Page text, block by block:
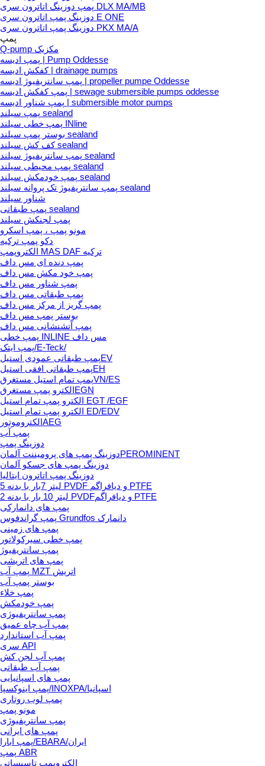
پمپ دوزینگ اتاترون سری DLX MA/MB
دوزینگ پمپ اتاترون سری E ONE
دوزینگ پمپ اتاترون سری PKX MA/A
پمپ
Q-pump مکزیک
پمپ ادیسه | Pump Oddesse
کفکش ادیسه | drainage pumps
پمپ سانتریفیوژ ادیسه | propeller pumpe Oddesse
پمپ کفکش ادیسه | sewage submersible pumps oddesse
پمپ شناور ادیسه | submersible motor pumps
پمپ سیلند sealand
پمپ خطی سیلند INline
بوستر پمپ سیلند sealand
کف کش سیلند sealand
پمپ سانتریفیوژ سیلند sealand
پمپ محیطی سیلند sealand
پمپ خودمکش سیلند sealand
پمپ سانتریفیوژ تک پروانه سیلند sealand
شناور سیلند
پمپ طبقاتی sealand
پمپ لجنکش سیلند
مونو پمپ ، پمپ اسکرو
دکو پمپ ترکیه
الکتروپمپ MAS DAF ترکیه
پمپ دنده ای مس داف
پمپ خود مکش مس داف
پمپ شناور مس داف
پمپ طبقاتی مس داف
پمپ گریز از مرکز مس داف
بوستر پمپ مس داف
پمپ آتشنشانی مس داف
پمپ خطی INLINE مس داف
پمپ ایتک/E-Teck/
پمپ طبقاتی عمودی استیلEV
پمپ طبقاتی افقی استیلEH
پمپ تمام استیل مستغرقVN/ES
الکترو پمپ مستغرقEGN
الکترو پمپ تمام استیل EGT /EGF
الکترو پمپ تمام استیل ED/EDV
الکتروموتورAEG
پمپ آب
دوزینگ پمپ
دوزینگ پمپ های پرومیننت آلمانPEROMINENT
دوزینگ پمپ های جسکو آلمان
دوزینگ پمپ اتاترون ایتالیا
5 لیتر 7بار با بدنه PVDF و دیافراگم PTFE
2 لیتر 10 بار با بدنه PVDFو دیافراگم PTFE
پمپ های دانمارکی
پمپ گراندفوس Grundfos دانمارک
پمپ های زمینی
پمپ خطی سیرکولاتور
پمپ سانتریفیوژ
پمپ های اتریشی
پمپ آب MZT اتریش
بوستر پمپ آب
پمپ خلاء
پمپ خودمکش
پمپ سانتریفیوژی
پمپ آب چاه عمیق
پمپ آب استاندارد
سری API
پمپ آب لجن کش
پمپ آب طبقاتی
پمپ های اسپانیایی
پمپ اینوکسپا/INOXPA/اسپانیا
پمپ لوب روتاری
مونو پمپ
پمپ سانتریفیوژی
پمپ های ایرانی
پمپ ابارا/EBARA/ایران
پمپ ABR
الکتروپمپ تاسیساتی